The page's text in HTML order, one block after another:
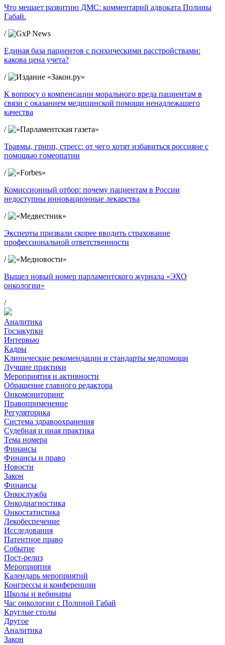
Что мешает развитию ДМС: комментарий адвоката Полины
Габай.
/
Единая база пациентов с психическими расстройствами:
какова цена учета?
/
К вопросу о компенсации морального вреда пациентам в
связи с оказанием медицинской помощи ненадлежащего
качества
/
Травмы, грипп, стресс: от чего хотят избавиться россияне с
помощью гомеопатии
/
Комиссионный отбор: почему пациентам в России
недоступны инновационные лекарства
/
Эксперты призвали скорее вводить страхование
профессиональной ответственности
/
Вышел новый номер парламентского журнала «ЭХО
онкологии»
/
Аналитика
Госзакупки
Интервью
Кадры
Клинические рекомендации и стандарты медпомощи
Лучшие практики
Мероприятия и активности
Обращение главного редактора
Онкомониторинг
Правоприменение
Регуляторика
Система здравоохранения
Судебная и иная практика
Тема номера
Финансы
Финансы и право
Новости
Закон
Финансы
Онкослужба
Онкодиагностика
Онкостатистика
Лекобеспечение
Исследования
Патентное право
Событие
Пост-релиз
Мероприятия
Календарь мероприятий
Конгрессы и конференции
Школы и вебинары
Час онкологии с Полиной Габай
Круглые столы
Другое
Аналитика
Закон